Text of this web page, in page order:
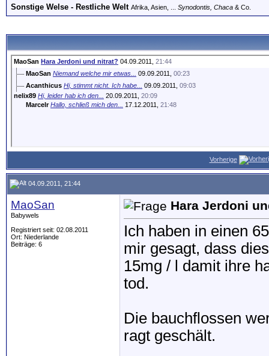
Sonstige Welse - Restliche Welt Afrika, Asien, ... Synodontis, Chaca & Co.
MaoSan Hara Jerdoni und nitrat? 04.09.2011, 21:44
MaoSan Niemand welche mir etwas... 09.09.2011, 00:23
Acanthicus Hi, stimmt nicht. Ich habe... 09.09.2011, 09:03
nelix89 Hi, leider hab ich den... 20.09.2011, 20:09
Marcelr Hallo, schließ mich den... 17.12.2011, 21:48
Vorherige
04.09.2011, 21:44
MaoSan
Babywels
Registriert seit: 02.08.2011
Ort: Niederlande
Beiträge: 6
Hara Jerdoni
Ich haben in einen
mir gesagt, dass
15mg / l damit ihre
tod.
Die bauchflossen
ragt geschält.